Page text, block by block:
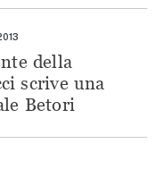
della
scrive una
Betori